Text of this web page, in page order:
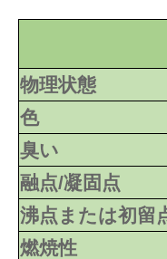
物理状態
色
臭い
融点/凝固点
沸点または初留
燃焼性